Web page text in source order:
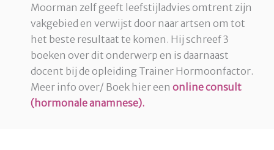
Moorman zelf geeft leefstijladvies omtrent zijn
vakgebied en verwijst door naar artsen om tot
het beste resultaat te komen. Hij schreef 3
boeken over dit onderwerp en is daarnaast
docent bij de opleiding Trainer Hormoonfactor.
Meer info over/ Boek hier een online consult
(hormonale anamnese).